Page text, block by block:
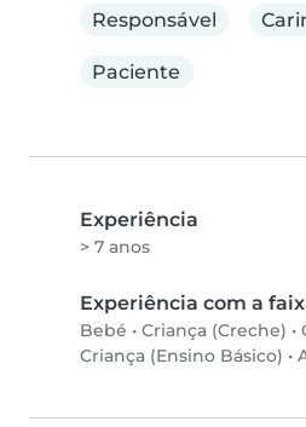
Responsável
Paciente
Experiência
> 7 anos
Experiência com a
Bebé • Criança (Creche) •
Criança (Ensino Básico) •